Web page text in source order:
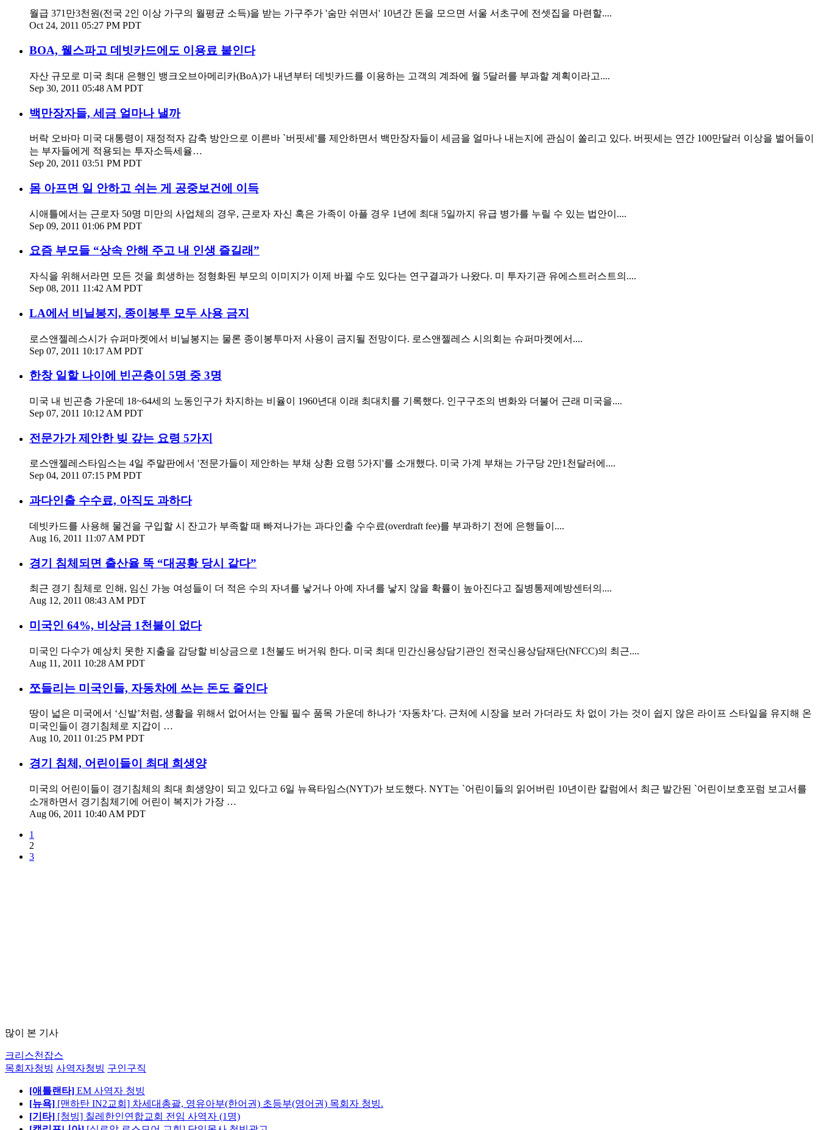
월급 371만3천원(전국 2인 이상 가구의 월평균 소득)을 받는 가구주가 '숨만 쉬면서' 10년간 돈을 모으면 서울 서초구에 전셋집을 마련할....
Oct 24, 2011 05:27 PM PDT
BOA, 웰스파고 데빗카드에도 이용료 붙인다
자산 규모로 미국 최대 은행인 뱅크오브아메리카(BoA)가 내년부터 데빗카드를 이용하는 고객의 계좌에 월 5달러를 부과할 계획이라고....
Sep 30, 2011 05:48 AM PDT
백만장자들, 세금 얼마나 낼까
버락 오바마 미국 대통령이 재정적자 감축 방안으로 이른바 `버핏세'를 제안하면서 백만장자들이 세금을 얼마나 내는지에 관심이 쏠리고 있다. 버핏세는 연간 100만달러 이상을 벌어들이
는 부자들에게 적용되는 투자소득세율…
Sep 20, 2011 03:51 PM PDT
몸 아프면 일 안하고 쉬는 게 공중보건에 이득
시애틀에서는 근로자 50명 미만의 사업체의 경우, 근로자 자신 혹은 가족이 아플 경우 1년에 최대 5일까지 유급 병가를 누릴 수 있는 법안이....
Sep 09, 2011 01:06 PM PDT
요즘 부모들 “상속 안해 주고 내 인생 즐길래”
자식을 위해서라면 모든 것을 희생하는 정형화된 부모의 이미지가 이제 바뀔 수도 있다는 연구결과가 나왔다. 미 투자기관 유에스트러스트의....
Sep 08, 2011 11:42 AM PDT
LA에서 비닐봉지, 종이봉투 모두 사용 금지
로스앤젤레스시가 슈퍼마켓에서 비닐봉지는 물론 종이봉투마저 사용이 금지될 전망이다. 로스앤젤레스 시의회는 슈퍼마켓에서....
Sep 07, 2011 10:17 AM PDT
한창 일할 나이에 빈곤층이 5명 중 3명
미국 내 빈곤층 가운데 18~64세의 노동인구가 차지하는 비율이 1960년대 이래 최대치를 기록했다. 인구구조의 변화와 더불어 근래 미국을....
Sep 07, 2011 10:12 AM PDT
전문가가 제안한 빚 갚는 요령 5가지
로스앤젤레스타임스는 4일 주말판에서 '전문가들이 제안하는 부채 상환 요령 5가지'를 소개했다. 미국 가계 부채는 가구당 2만1천달러에....
Sep 04, 2011 07:15 PM PDT
과다인출 수수료, 아직도 과하다
데빗카드를 사용해 물건을 구입할 시 잔고가 부족할 때 빠져나가는 과다인출 수수료(overdraft fee)를 부과하기 전에 은행들이....
Aug 16, 2011 11:07 AM PDT
경기 침체되면 출산율 뚝 “대공황 당시 같다”
최근 경기 침체로 인해, 임신 가능 여성들이 더 적은 수의 자녀를 낳거나 아예 자녀를 낳지 않을 확률이 높아진다고 질병통제예방센터의....
Aug 12, 2011 08:43 AM PDT
미국인 64%, 비상금 1천불이 없다
미국인 다수가 예상치 못한 지출을 감당할 비상금으로 1천불도 버거워 한다. 미국 최대 민간신용상담기관인 전국신용상담재단(NFCC)의 최근....
Aug 11, 2011 10:28 AM PDT
쪼들리는 미국인들, 자동차에 쓰는 돈도 줄인다
땅이 넓은 미국에서 ‘신발’처럼, 생활을 위해서 없어서는 안될 필수 품목 가운데 하나가 ‘자동차’다. 근처에 시장을 보러 가더라도 차 없이 가는 것이 쉽지 않은 라이프 스타일을 유지해 온
미국인들이 경기침체로 지갑이 …
Aug 10, 2011 01:25 PM PDT
경기 침체, 어린이들이 최대 희생양
미국의 어린이들이 경기침체의 최대 희생양이 되고 있다고 6일 뉴욕타임스(NYT)가 보도했다. NYT는 `어린이들의 읽어버린 10년이란 칼럼에서 최근 발간된 `어린이보호포럼 보고서를
소개하면서 경기침체기에 어린이 복지가 가장 …
Aug 06, 2011 10:40 AM PDT
1
2
3
많이 본 기사
크리스천잡스
목회자청빙 사역자청빙 구인구직
[애틀랜타] EM 사역자 청빙
[뉴욕] [맨하탄 IN2교회] 차세대총괄, 영유아부(한어권) 초등부(영어권) 목회자 청빙.
[기타] [청빙] 칠레한인연합교회 전임 사역자 (1명)